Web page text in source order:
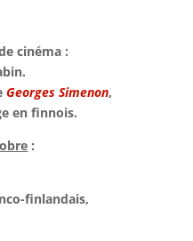
cinéma :
Georges Simenon,
en finnois.
:
finlandais,